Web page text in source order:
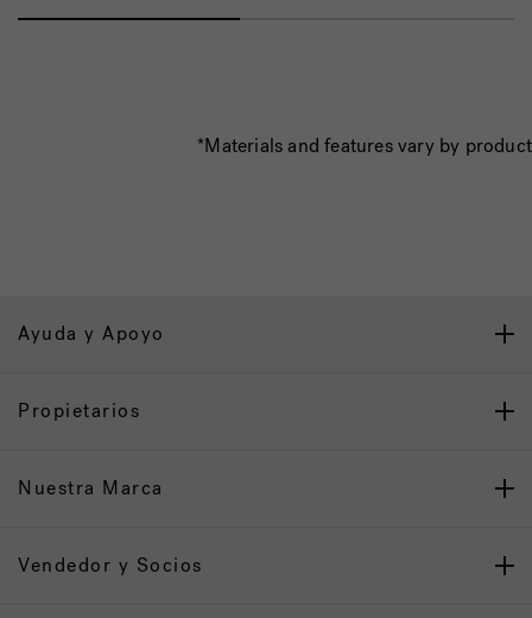
*Materials and features vary by product
Ayuda y Apoyo
Propietarios
Nuestra Marca
Vendedor y Socios